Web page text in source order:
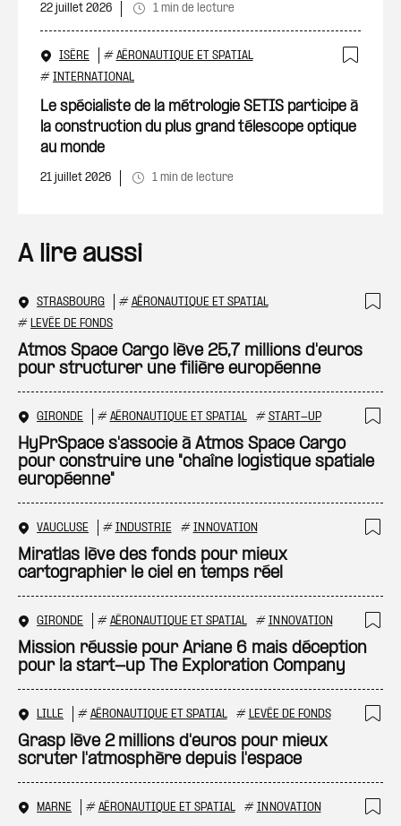
22 juillet 2026 1 min de lecture
ISÈRE # AÉRONAUTIQUE ET SPATIAL
# INTERNATIONAL
Le spécialiste de la métrologie SETIS participe à
la construction du plus grand télescope optique
au monde
21 juillet 2026 1 min de lecture
A lire aussi
STRASBOURG # AÉRONAUTIQUE ET SPATIAL
# LEVÉE DE FONDS
Atmos Space Cargo lève 25,7 millions d'euros
pour structurer une filière européenne
GIRONDE # AÉRONAUTIQUE ET SPATIAL # START-UP
HyPrSpace s'associe à Atmos Space Cargo
pour construire une "chaîne logistique spatiale
européenne"
VAUCLUSE # INDUSTRIE # INNOVATION
Miratlas lève des fonds pour mieux
cartographier le ciel en temps réel
GIRONDE # AÉRONAUTIQUE ET SPATIAL # INNOVATION
Mission réussie pour Ariane 6 mais déception
pour la start-up The Exploration Company
LILLE # AÉRONAUTIQUE ET SPATIAL # LEVÉE DE FONDS
Grasp lève 2 millions d'euros pour mieux
scruter l'atmosphère depuis l'espace
MARNE # AÉRONAUTIQUE ET SPATIAL # INNOVATION